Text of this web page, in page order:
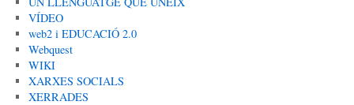
VÍDEO
web2 i EDUCACIÓ 2.0
Webquest
WIKI
XARXES SOCIALS
XERRADES